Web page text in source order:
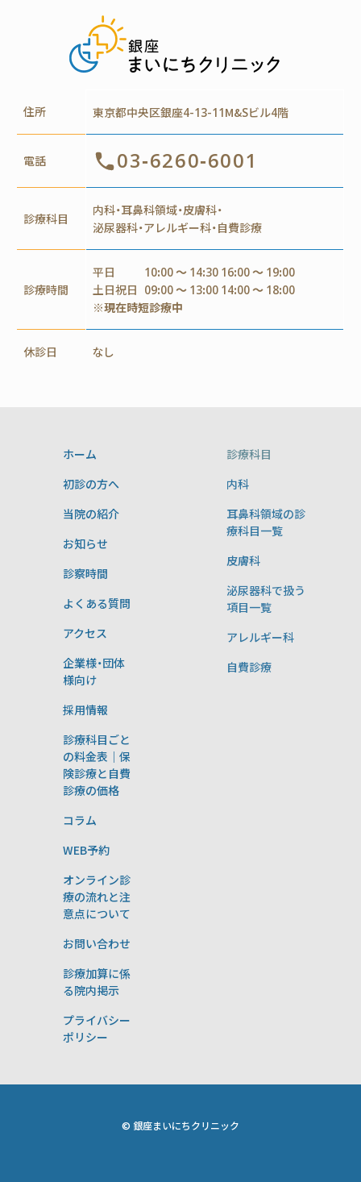
住所 東京都中央区銀座4-13-11M&Sビル4階
電話 03-6260-6001
診療科目
内科・耳鼻科領域・皮膚科・
泌尿器科・アレルギー科・自費診療
診療時間
平日
10:00 ～ 14:30 16:00 ～ 19:00
土日祝日 09:00 ～ 13:00 14:00 ～ 18:00
※現在時短診療中
休診日 なし
ホーム
初診の方へ
当院の紹介
お知らせ
診察時間
よくある質問
アクセス
企業様・団体
様向け
採用情報
診療科目ごと
の料金表｜保
険診療と自費
診療の価格
コラム
WEB予約
オンライン診
療の流れと注
意点について
お問い合わせ
診療加算に係
る院内掲示
プライバシー
ポリシー
診療科目
内科
耳鼻科領域の診
療科目一覧
皮膚科
泌尿器科で扱う
項目一覧
アレルギー科
自費診療
© 銀座まいにちクリニック